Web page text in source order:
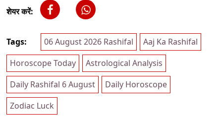
शेयर करें:
Tags: 06 August 2026 Rashifal
Aaj Ka Rashifal
Horoscope Today
Astrological Analysis
Daily Rashifal 6 August
Daily Horoscope
Zodiac Luck